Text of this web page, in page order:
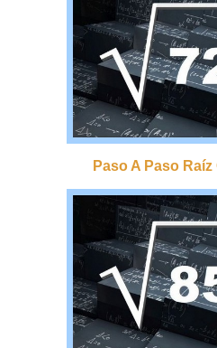
Paso A Paso